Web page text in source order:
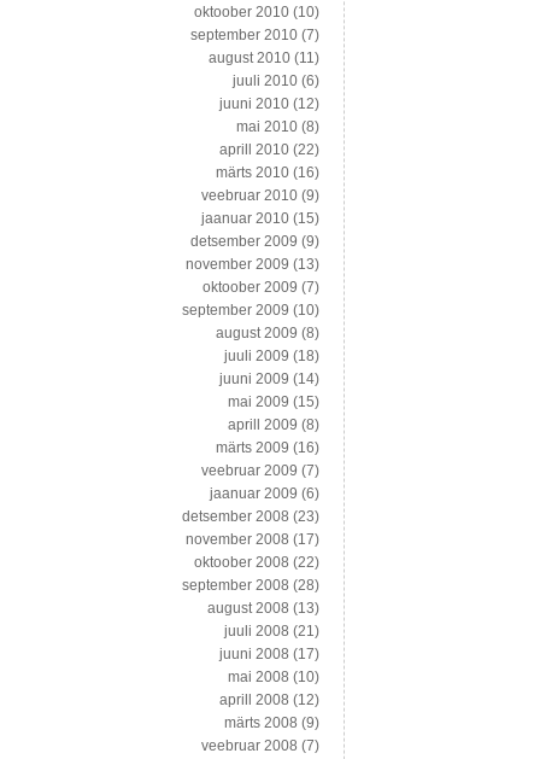
oktoober 2010 (10)
september 2010 (7)
august 2010 (11)
juuli 2010 (6)
juuni 2010 (12)
mai 2010 (8)
aprill 2010 (22)
märts 2010 (16)
veebruar 2010 (9)
jaanuar 2010 (15)
detsember 2009 (9)
november 2009 (13)
oktoober 2009 (7)
september 2009 (10)
august 2009 (8)
juuli 2009 (18)
juuni 2009 (14)
mai 2009 (15)
aprill 2009 (8)
märts 2009 (16)
veebruar 2009 (7)
jaanuar 2009 (6)
detsember 2008 (23)
november 2008 (17)
oktoober 2008 (22)
september 2008 (28)
august 2008 (13)
juuli 2008 (21)
juuni 2008 (17)
mai 2008 (10)
aprill 2008 (12)
märts 2008 (9)
veebruar 2008 (7)